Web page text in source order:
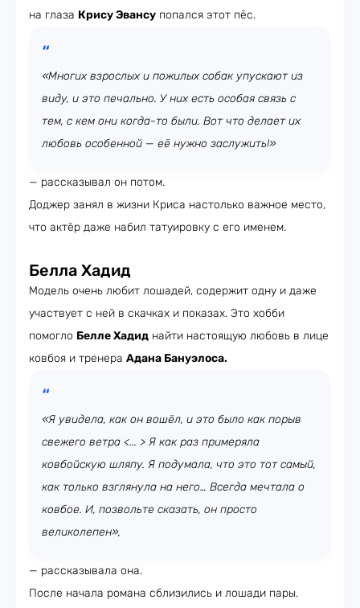
на глаза Крису Эвансу попался этот пёс.
«Многих взрослых и пожилых собак упускают из
виду, и это печально. У них есть особая связь с
тем, с кем они когда-то были. Вот что делает их
любовь особенной — её нужно заслужить!»
— рассказывал он потом.
Доджер занял в жизни Криса настолько важное место,
что актёр даже набил татуировку с его именем.
Белла Хадид
Модель очень любит лошадей, содержит одну и даже
участвует с ней в скачках и показах. Это хобби
помогло Белле Хадид найти настоящую любовь в лице
ковбоя и тренера Адана Бануэлоса.
«Я увидела, как он вошёл, и это было как порыв
свежего ветра <... > Я как раз примеряла
ковбойскую шляпу. Я подумала, что это тот самый,
как только взглянула на него… Всегда мечтала о
ковбое. И, позвольте сказать, он просто
великолепен»,
— рассказывала она.
После начала романа сблизились и лошади пары.